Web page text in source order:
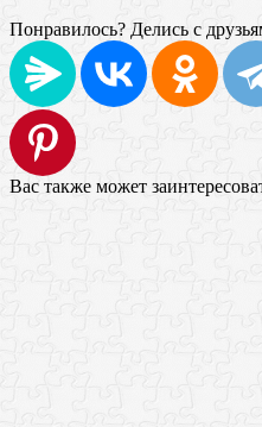
Понравилось? Делись с
Вас также может